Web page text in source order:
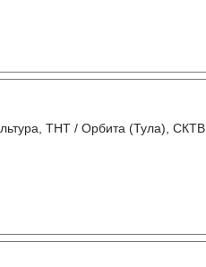
ТНТ / Орбита (Тула), СКТВ